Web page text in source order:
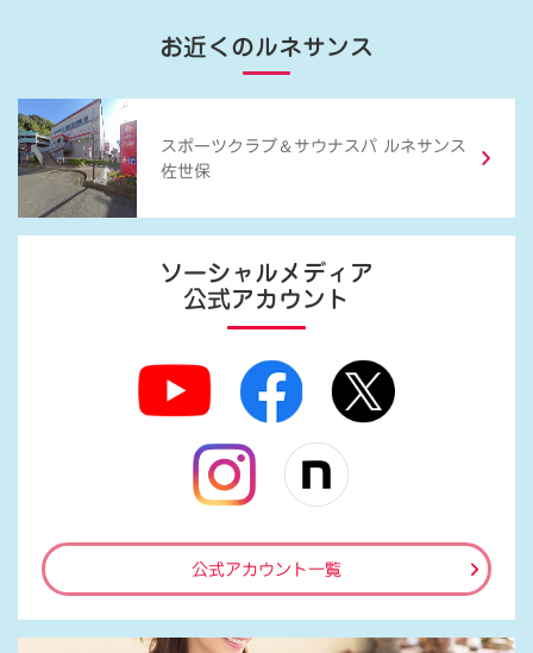
お近くのルネサンス
スポーツクラブ ＆ サウナスパ ルネサンス
佐世保
ソーシャルメディア
公式アカウント
公式アカウント一覧